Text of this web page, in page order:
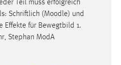
Teil muss erfolgreich
Schriftlich (Moodle) und
Effekte für Bewegtbild 1.
Stephan ModA